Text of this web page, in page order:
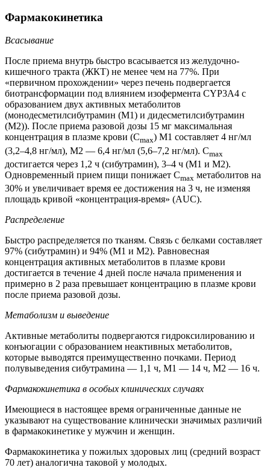
Фармакокинетика
Всасывание
После приема внутрь быстро всасывается из желудочно-
кишечного тракта (ЖКТ) не менее чем на 77%. При
«первичном прохождении» через печень подвергается
биотрансформации под влиянием изофермента CYP3A4 с
образованием двух активных метаболитов
(монодесметилсибутрамин (M1) и дидесметилсибутрамин
(М2)). После приема разовой дозы 15 мг максимальная
концентрация в плазме крови (Cmax) M1 составляет 4 нг/мл
(3,2–4,8 нг/мл), М2 — 6,4 нг/мл (5,6–7,2 нг/мл). Cmax
достигается через 1,2 ч (сибутрамин), 3–4 ч (M1 и М2).
Одновременный прием пищи понижает Cmax метаболитов на
30% и увеличивает время ее достижения на 3 ч, не изменяя
площадь кривой «концентрация-время» (AUC).
Распределение
Быстро распределяется по тканям. Связь с белками составляет
97% (сибутрамин) и 94% (M1 и М2). Равновесная
концентрация активных метаболитов в плазме крови
достигается в течение 4 дней после начала применения и
примерно в 2 раза превышает концентрацию в плазме крови
после приема разовой дозы.
Метаболизм и выведение
Активные метаболиты подвергаются гидроксилированию и
конъюгации с образованием неактивных метаболитов,
которые выводятся преимущественно почками. Период
полувыведения сибутрамина — 1,1 ч, M1 — 14 ч, М2 — 16 ч.
Фармакокинетика в особых клинических случаях
Имеющиеся в настоящее время ограниченные данные не
указывают на существование клинически значимых различий
в фармакокинетике у мужчин и женщин.
Фармакокинетика у пожилых здоровых лиц (средний возраст
70 лет) аналогична таковой у молодых.